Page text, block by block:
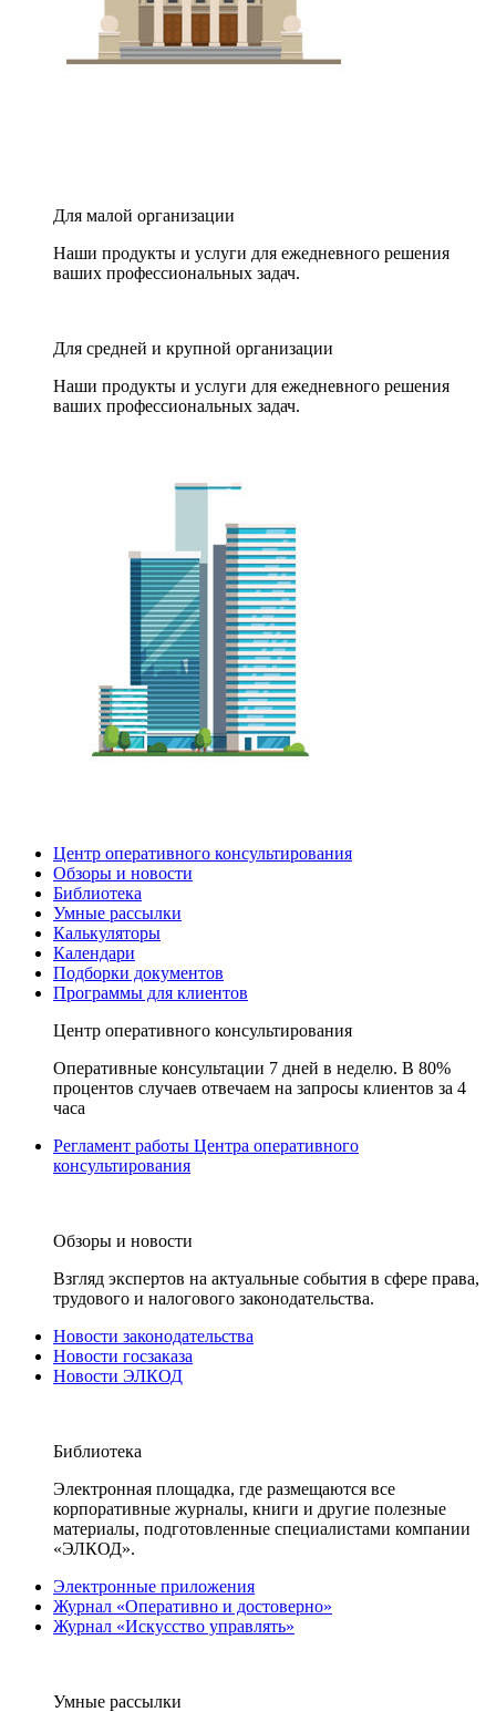
Для малой организации
Наши продукты и услуги для ежедневного решения
ваших профессиональных задач.
Для средней и крупной организации
Наши продукты и услуги для ежедневного решения
ваших профессиональных задач.
Центр оперативного консультирования
Обзоры и новости
Библиотека
Умные рассылки
Калькуляторы
Календари
Подборки документов
Программы для клиентов
Центр оперативного консультирования
Оперативные консультации 7 дней в неделю. В 80%
процентов случаев отвечаем на запросы клиентов за 4
часа
Регламент работы Центра оперативного
консультирования
Обзоры и новости
Взгляд экспертов на актуальные события в сфере права,
трудового и налогового законодательства.
Новости законодательства
Новости госзаказа
Новости ЭЛКОД
Библиотека
Электронная площадка, где размещаются все
корпоративные журналы, книги и другие полезные
материалы, подготовленные специалистами компании
«ЭЛКОД».
Электронные приложения
Журнал «Оперативно и достоверно»
Журнал «Искусство управлять»
Умные рассылки